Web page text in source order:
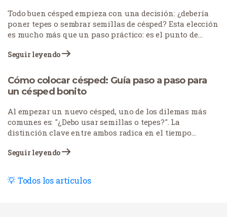
Todos los artículos
Todo buen césped empieza con una decisión: ¿debería
poner tepes o sembrar semillas de césped? Esta elección
es mucho más que un paso práctico: es el punto de
durante años.
Seguir leyendo
Cómo colocar césped: Guía paso a paso para
un césped bonito
Al empezar un nuevo césped, uno de los dilemas más
comunes es: "¿Debo usar semillas o tepes?". La
distinción clave entre ambos radica en el tiempo
establecida. El tepes ofrece una solución más rápida, ya
que la siembra consiste en hacer crecer la hierba desde
cero. Al final, ambos métodos dan como resultado un
Seguir leyendo